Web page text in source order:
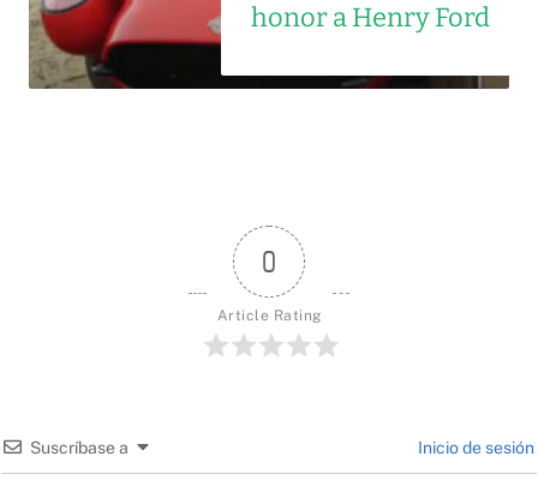
honor a Henry Ford
0
Article Rating
Suscríbase a Inicio de sesión